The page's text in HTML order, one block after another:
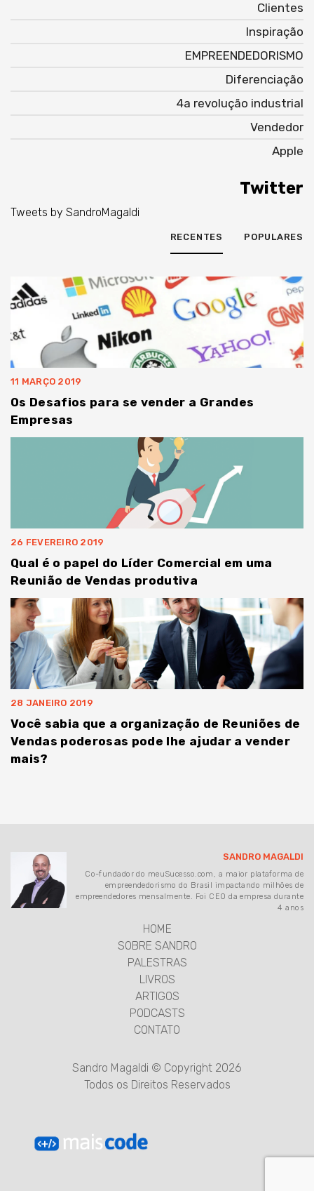
Clientes
Inspiração
EMPREENDEDORISMO
Diferenciação
4a revolução industrial
Vendedor
Apple
Twitter
Tweets by SandroMagaldi
POPULARES
RECENTES
11 MARÇO 2019
Os Desafios para se vender a Grandes
Empresas
26 FEVEREIRO 2019
Qual é o papel do Líder Comercial em uma
Reunião de Vendas produtiva
28 JANEIRO 2019
Você sabia que a organização de Reuniões de
Vendas poderosas pode lhe ajudar a vender
mais?
SANDRO MAGALDI
Co-fundador do meuSucesso.com, a maior plataforma de
empreendedorismo do Brasil impactando milhões de
empreendedores mensalmente. Foi CEO da empresa durante
4 anos
HOME
SOBRE SANDRO
PALESTRAS
LIVROS
ARTIGOS
PODCASTS
CONTATO
Sandro Magaldi © Copyright 2026
Todos os Direitos Reservados